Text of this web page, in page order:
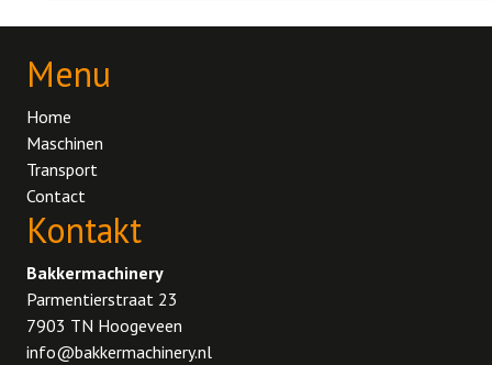
Menu
Home
Maschinen
Transport
Contact
Kontakt
Bakkermachinery
Parmentierstraat 23
7903 TN Hoogeveen
info@bakkermachinery.nl